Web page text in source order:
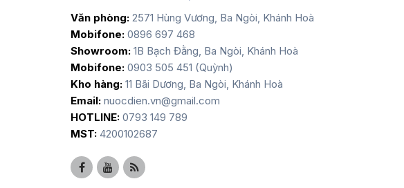
Văn phòng: 2571 Hùng Vương, Ba Ngòi, Khánh Hoà
Mobifone: 0896 697 468
Showroom: 1B Bạch Đằng, Ba Ngòi, Khánh Hoà
Mobifone: 0903 505 451 (Quỳnh)
Kho hàng: 11 Bãi Dương, Ba Ngòi, Khánh Hoà
Email: nuocdien.vn@gmail.com
HOTLINE: 0793 149 789
MST: 4200102687